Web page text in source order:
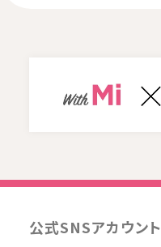
公式SNSアカウント